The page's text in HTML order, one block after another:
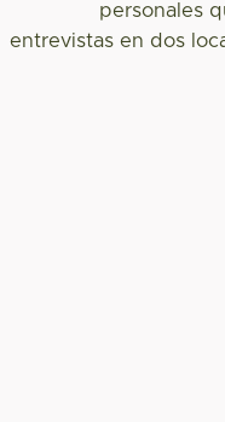
personales
entrevistas en dos